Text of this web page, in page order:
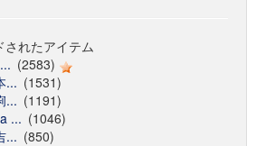
れたアイテム
(2583)
... (1531)
... (1191)
... (1046)
... (850)